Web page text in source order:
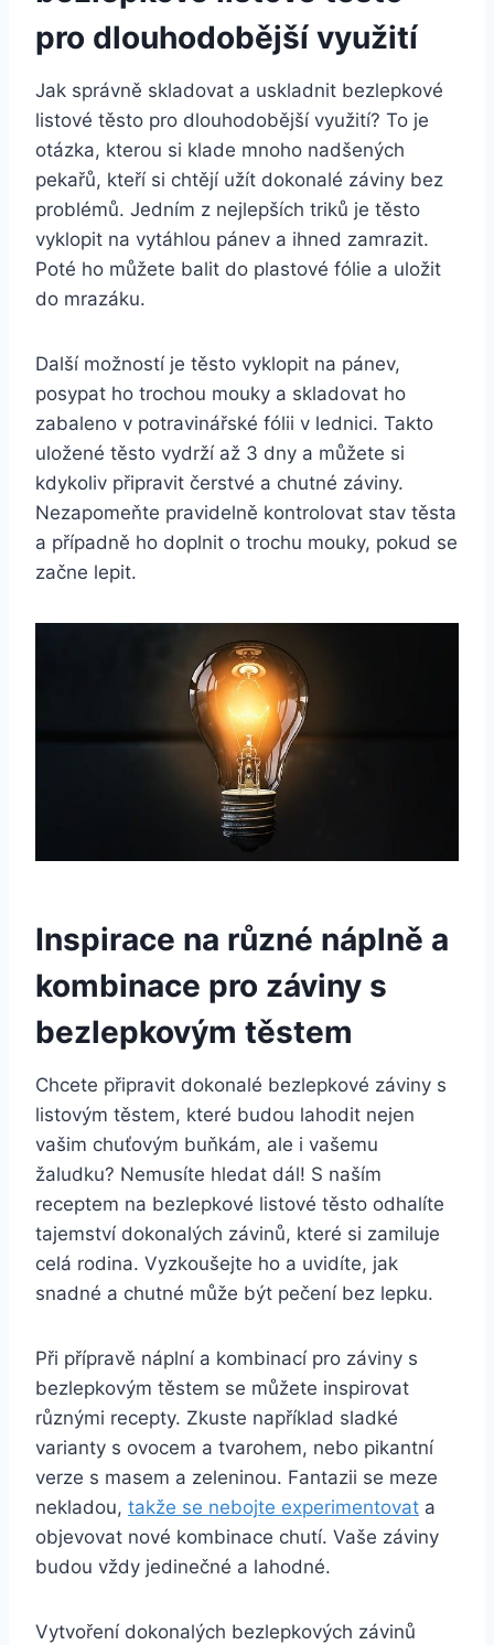
pro dlouhodobější využití
Jak správně skladovat a uskladnit bezlepkové
listové těsto pro dlouhodobější využití? To je
otázka, kterou si klade mnoho nadšených
pekařů, kteří si chtějí užít dokonalé záviny bez
problémů. Jedním z nejlepších triků je těsto
vyklopit na vytáhlou pánev a ihned zamrazit.
Poté ho můžete balit do plastové fólie a uložit
do mrazáku.
Další možností je těsto vyklopit na pánev,
posypat ho trochou mouky a skladovat ho
zabaleno v potravinářské fólii v lednici. Takto
uložené těsto vydrží až 3 dny a můžete si
kdykoliv připravit čerstvé a chutné záviny.
Nezapomeňte pravidelně kontrolovat stav těsta
a případně ho doplnit o trochu mouky, pokud se
začne lepit.
Inspirace na různé náplně a
kombinace pro záviny s
bezlepkovým těstem
Chcete připravit dokonalé bezlepkové záviny s
listovým těstem, které budou lahodit nejen
vašim chuťovým buňkám, ale i vašemu
žaludku? Nemusíte hledat dál! S naším
receptem na bezlepkové listové těsto odhalíte
tajemství dokonalých závinů, které si zamiluje
celá rodina. Vyzkoušejte ho a uvidíte, jak
snadné a chutné může být pečení bez lepku.
Při přípravě náplní a kombinací pro záviny s
bezlepkovým těstem se můžete inspirovat
různými recepty. Zkuste například sladké
varianty s ovocem a tvarohem, nebo pikantní
verze s masem a zeleninou. Fantazii se meze
nekladou, takže se nebojte experimentovat a
objevovat nové kombinace chutí. Vaše záviny
budou vždy jedinečné a lahodné.
Vytvoření dokonalých bezlepkových závinů